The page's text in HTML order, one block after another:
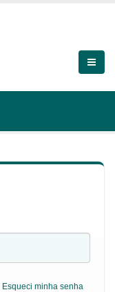
Esqueci minha senha